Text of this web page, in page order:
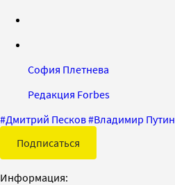
София Плетнева
Редакция Forbes
#Дмитрий Песков#Владимир Путин
Подписаться
Информация: